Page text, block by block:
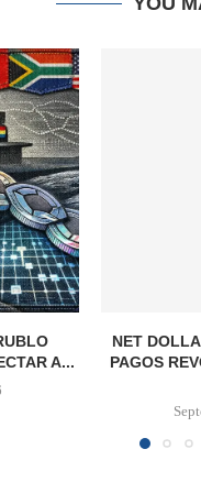
A...
NET
PAGOS